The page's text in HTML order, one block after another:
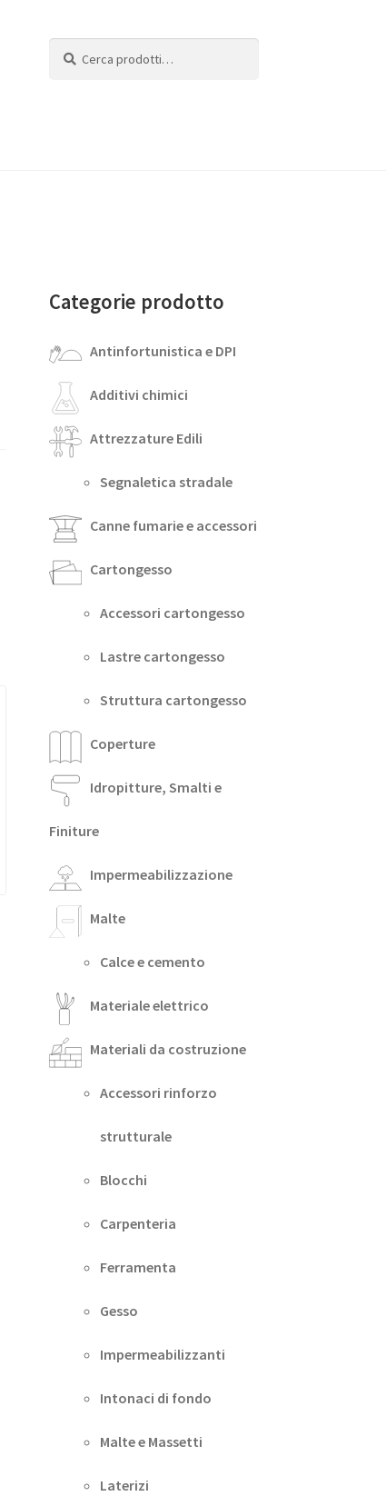
Categorie prodotto
Antinfortunistica e DPI
Additivi chimici
Attrezzature Edili
Segnaletica stradale
Canne fumarie e accessori
Cartongesso
Accessori cartongesso
Lastre cartongesso
Struttura cartongesso
Coperture
Idropitture, Smalti e
Finiture
Impermeabilizzazione
Malte
Calce e cemento
Materiale elettrico
Materiali da costruzione
Accessori rinforzo
strutturale
Blocchi
Carpenteria
Ferramenta
Gesso
Impermeabilizzanti
Intonaci di fondo
Malte e Massetti
Laterizi